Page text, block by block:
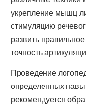
укрепление мышц
стимуляцию
развить
точность
Проведение
определенных
рекомендуется